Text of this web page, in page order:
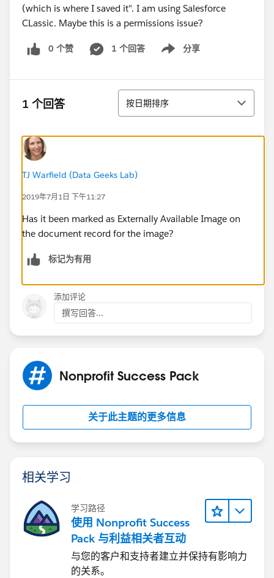
(which is where I saved it". I am using Salesforce
CLassic. Maybe this is a permissions issue?
0 个赞 1 个回答 分享
Show menu
1 个回答 排序
按日期排序
TJ Warfield (Data Geeks Lab)
2019年7月1日 下午11:27
Has it been marked as Externally Available Image on
the document record for the image?
标记为有用
添加评论
撰写回答...
Nonprofit Success Pack
关于此主题的更多信息
相关学习
学习路径
使用 Nonprofit Success
Pack 与利益相关者互动
与您的客户和支持者建立并保持有影响力
的关系。